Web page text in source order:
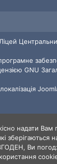
GNU
САЙТнадати Вам
зберігаються
Ви